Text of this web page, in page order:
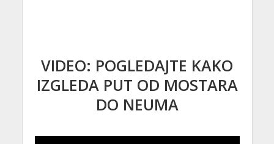
VIDEO: POGLEDAJTE KAKO
IZGLEDA PUT OD MOSTARA
DO NEUMA